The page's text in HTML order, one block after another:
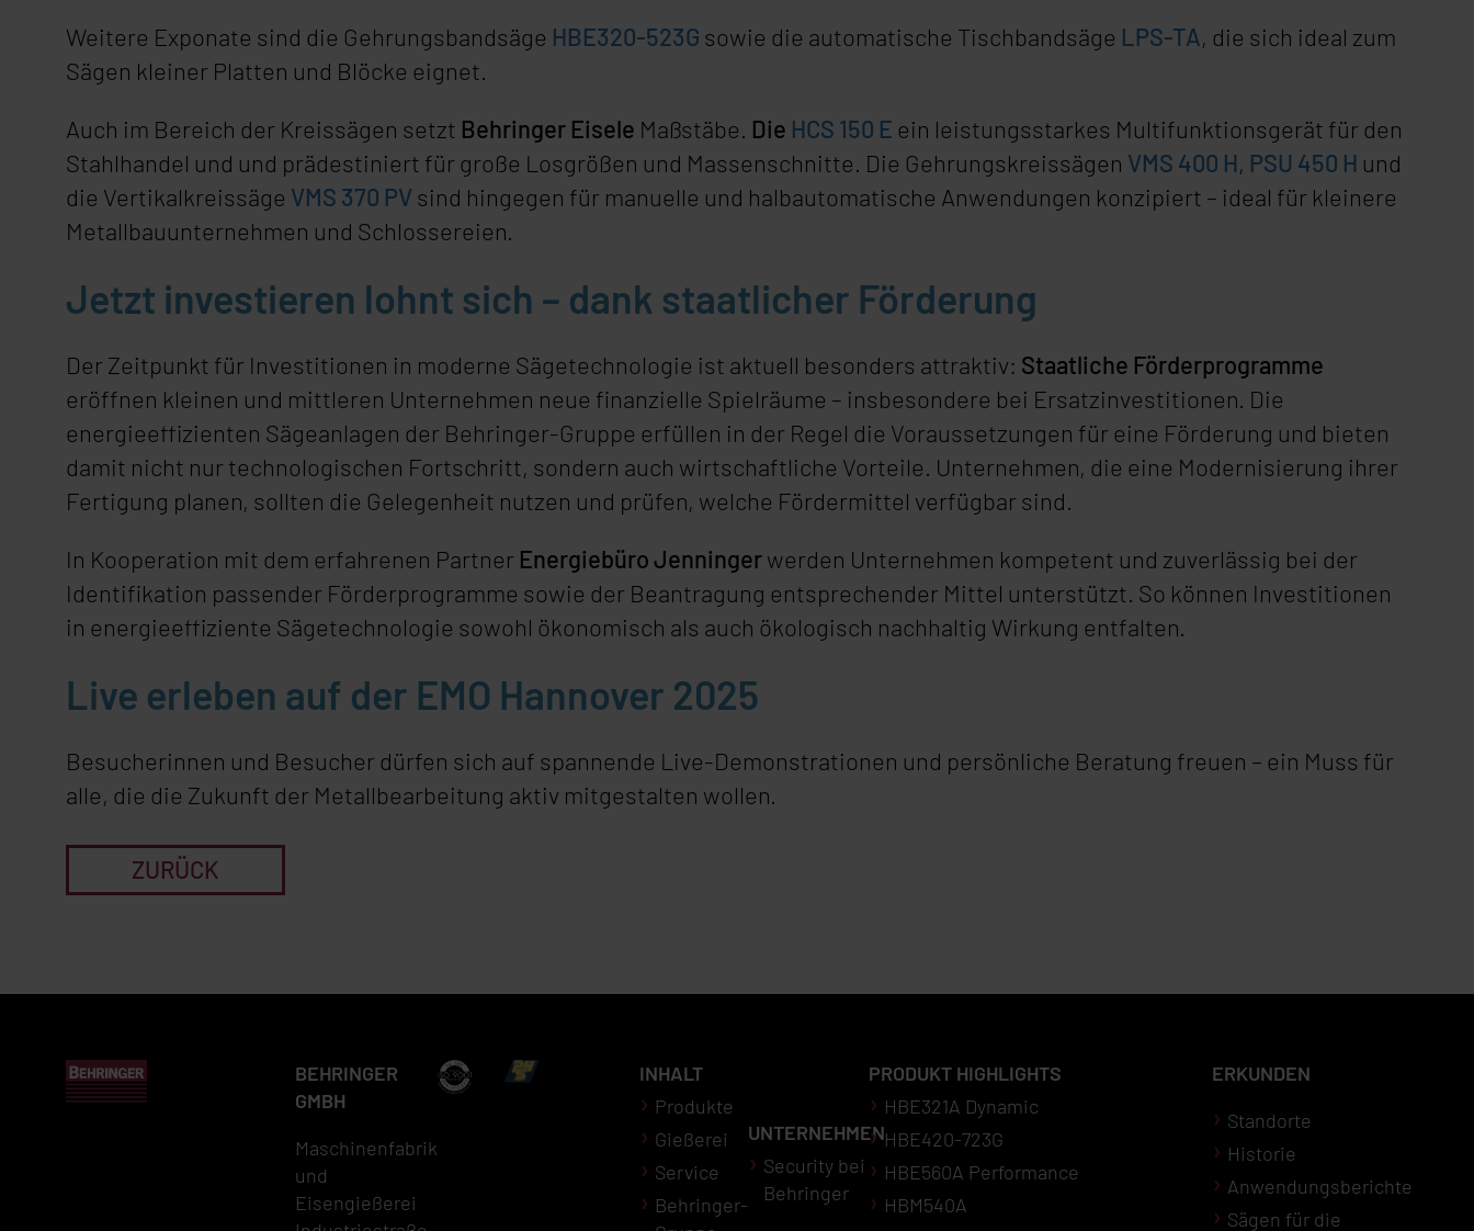
Weitere Exponate sind die Gehrungsbandsäge HBE320-523G sowie die automatische Tischbandsäge LPS-TA, die sich ideal zum
Sägen kleiner Platten und Blöcke eignet.
Auch im Bereich der Kreissägen setzt Behringer Eisele Maßstäbe. Die HCS 150 E ein leistungsstarkes Multifunktionsgerät für den
Stahlhandel und und prädestiniert für große Losgrößen und Massenschnitte. Die Gehrungskreissägen VMS 400 H, PSU 450 H und
die Vertikalkreissäge VMS 370 PV sind hingegen für manuelle und halbautomatische Anwendungen konzipiert – ideal für kleinere
Metallbauunternehmen und Schlossereien.
Jetzt investieren lohnt sich – dank staatlicher Förderung
Der Zeitpunkt für Investitionen in moderne Sägetechnologie ist aktuell besonders attraktiv: Staatliche Förderprogramme
eröffnen kleinen und mittleren Unternehmen neue finanzielle Spielräume – insbesondere bei Ersatzinvestitionen. Die
energieeffizienten Sägeanlagen der Behringer-Gruppe erfüllen in der Regel die Voraussetzungen für eine Förderung und bieten
damit nicht nur technologischen Fortschritt, sondern auch wirtschaftliche Vorteile. Unternehmen, die eine Modernisierung ihrer
Fertigung planen, sollten die Gelegenheit nutzen und prüfen, welche Fördermittel verfügbar sind.
In Kooperation mit dem erfahrenen Partner Energiebüro Jenningerwerden Unternehmen kompetent und zuverlässig bei der
Identifikation passender Förderprogramme sowie der Beantragung entsprechender Mittel unterstützt. So können Investitionen
in energieeffiziente Sägetechnologie sowohl ökonomisch als auch ökologisch nachhaltig Wirkung entfalten.
Live erleben auf der EMO Hannover 2025
Besucherinnen und Besucher dürfen sich auf spannende Live-Demonstrationen und persönliche Beratung freuen – ein Muss für
alle, die die Zukunft der Metallbearbeitung aktiv mitgestalten wollen.
ZURÜCK
BEHRINGER
GMBH
Maschinenfabrik
und
Eisengießerei
INHALT
Produkte
Gießerei
Service
Behringer-
UNTERNEHMEN
Security bei
Behringer
PRODUKT HIGHLIGHTS
HBE321A Dynamic
HBE420-723G
HBE560A Performance
HBM540A
ERKUNDEN
Standorte
Historie
Anwendungsberichte
Sägen für die